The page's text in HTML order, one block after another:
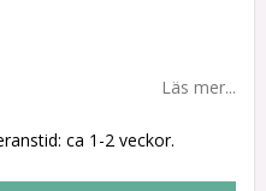
Läs mer...
ca 1-2 veckor.